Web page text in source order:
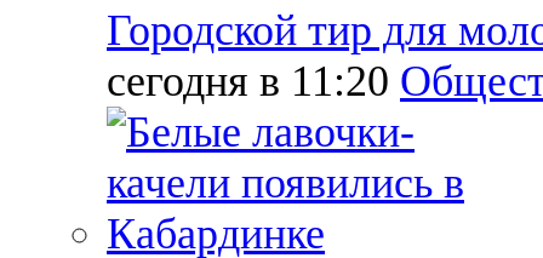
Городской тир для
сегодня в 11:20